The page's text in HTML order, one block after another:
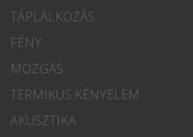
TÁPLÁLKOZÁS
FÉNY
MOZGÁS
TERMIKUS KÉNYELEM
AKUSZTIKA